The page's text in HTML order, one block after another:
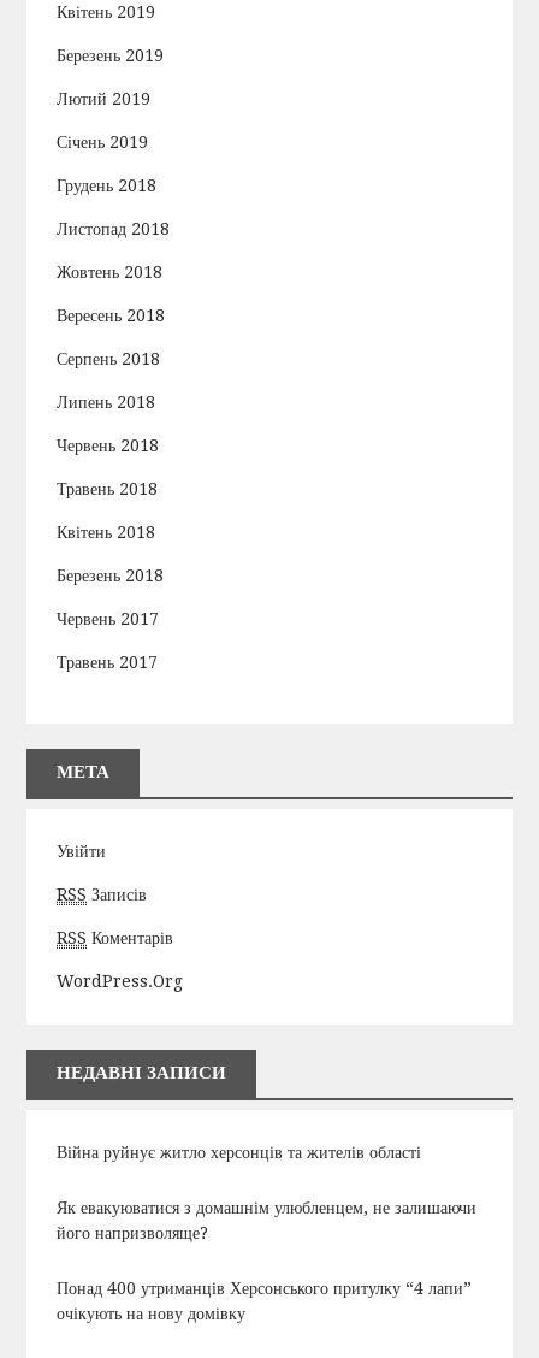
Квітень 2019
Березень 2019
Лютий 2019
Січень 2019
Грудень 2018
Листопад 2018
Жовтень 2018
Вересень 2018
Серпень 2018
Липень 2018
Червень 2018
Травень 2018
Квітень 2018
Березень 2018
Червень 2017
Травень 2017
МЕТА
Увійти
RSS Записів
RSS Коментарів
WordPress.org
НЕДАВНІ ЗАПИСИ
Війна руйнує житло херсонців та жителів області
Як евакуюватися з домашнім улюбленцем, не залишаючи
його напризволяще?
Понад 400 утриманців Херсонського притулку “4 лапи”
очікують на нову домівку